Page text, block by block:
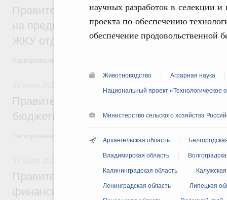
научных разработок в селекции и
проекта по обеспечению
обеспечение продовольственной
Животноводство Аграрная наука
Национальный проект «Технологическое
Министерство сельского хозяйства
Архангельская область
Владимирская область
Калининградская область
Ленинградская область Липецкая
Правительство направит регионам
на предоставление мер социальной
ЖКУ отдельным категориям граждан
Правительство спишет часть
бюджетным кредитам ещё двум
Распоряжение от 29 июля 2026 года №2016-р
Чрезвычайные ситуации и ликвидация их
Правительство выделило
финансирование Дагестану и Чечне на